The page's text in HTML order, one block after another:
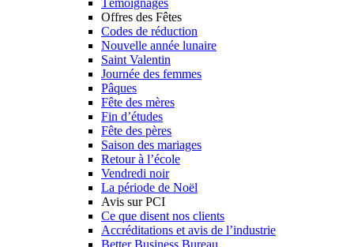
Témoignages
Offres des Fêtes
Codes de réduction
Nouvelle année lunaire
Saint Valentin
Journée des femmes
Pâques
Fête des mères
Fin d’études
Fête des pères
Saison des mariages
Retour à l’école
Vendredi noir
La période de Noël
Avis sur PCI
Ce que disent nos clients
Accréditations et avis de l’industrie
Better Business Bureau